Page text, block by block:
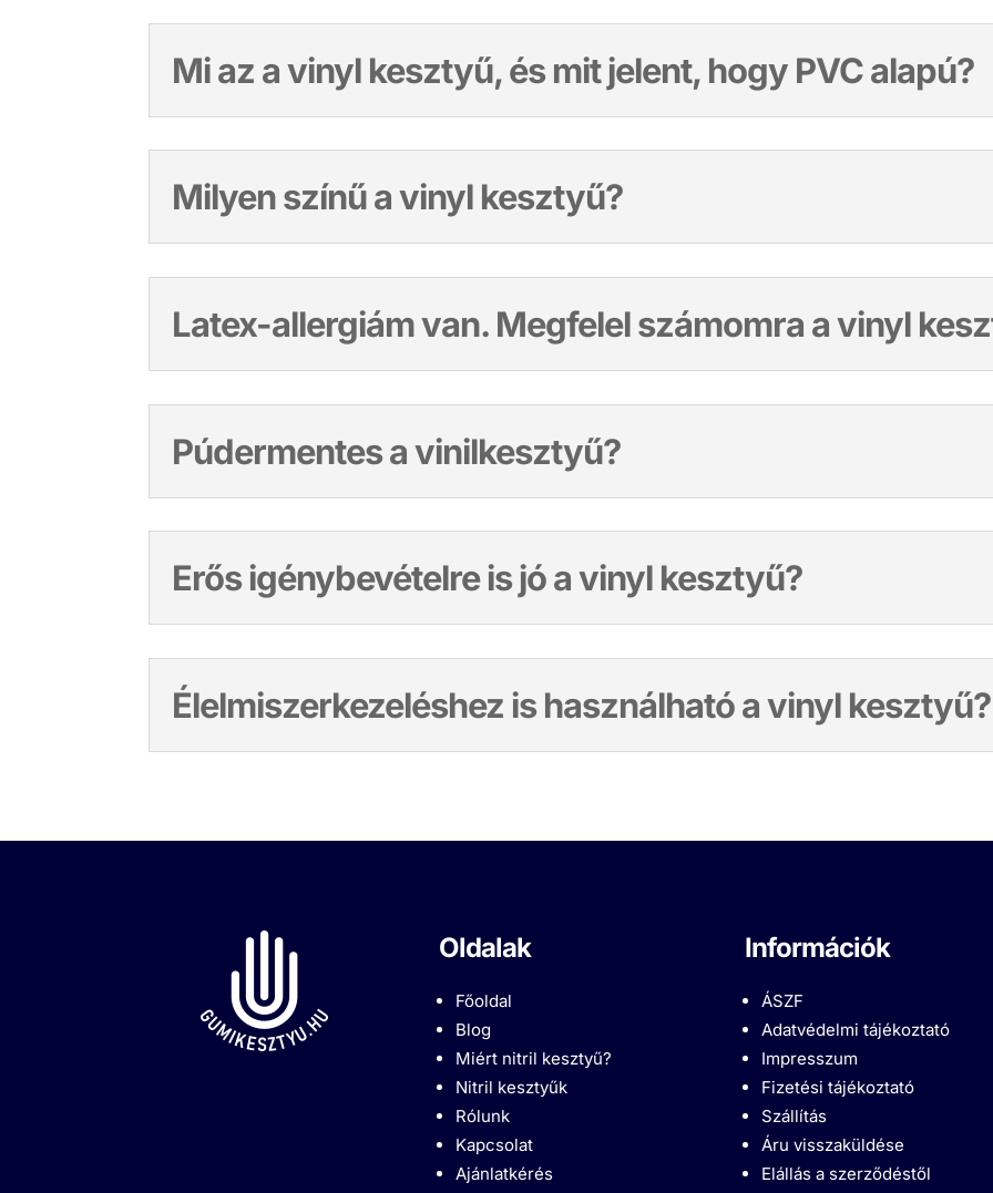
Mi az a vinyl kesztyű, és mit jelent, hogy PVC alapú?
Milyen színű a vinyl kesztyű?
Latex-allergiám van. Megfelel számomra a vinyl
Púdermentes a vinilkesztyű?
Erős igénybevételre is jó a vinyl kesztyű?
Élelmiszerkezeléshez is használható a vinyl kesztyű?
Oldalak
Főoldal
Blog
Miért nitril kesztyű?
Nitril kesztyűk
Rólunk
Kapcsolat
Ajánlatkérés
Információk
ÁSZF
Adatvédelmi tájékoztató
Impresszum
Fizetési tájékoztató
Szállítás
Áru visszaküldése
Elállás a szerződéstől